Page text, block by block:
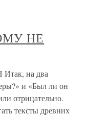
НЕ
на два
и «Был ли он
отрицательно.
тексты древних